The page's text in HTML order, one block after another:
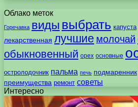
Облако меток
Горечавка виды выбрать капуста
лекарственная лучшие молочай
обыкновенный орех основные
остролодочник пальма печь подмаренник
преимущества ремонт советы
Интересно